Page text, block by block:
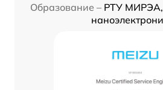
Образование – РТУ МИРЭА,